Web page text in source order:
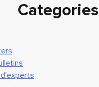
Categories